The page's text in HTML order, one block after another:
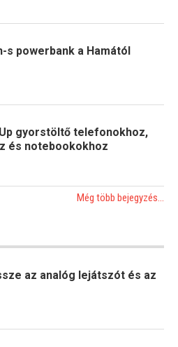
s powerbank a Hamától
gyorstöltő telefonokhoz,
és notebookokhoz
Még több bejegyzés...
az analóg lejátszót és az